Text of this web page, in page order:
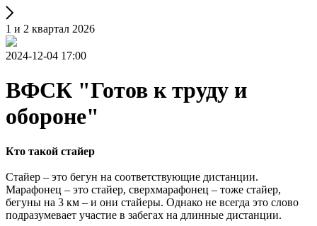
1 и 2 квартал 2026
2024-12-04 17:00
ВФСК "Готов к труду и
обороне"
Кто такой стайер
Стайер – это бегун на соответствующие дистанции.
Марафонец – это стайер, сверхмарафонец – тоже стайер,
бегуны на 3 км – и они стайеры. Однако не всегда это слово
подразумевает участие в забегах на длинные дистанции.